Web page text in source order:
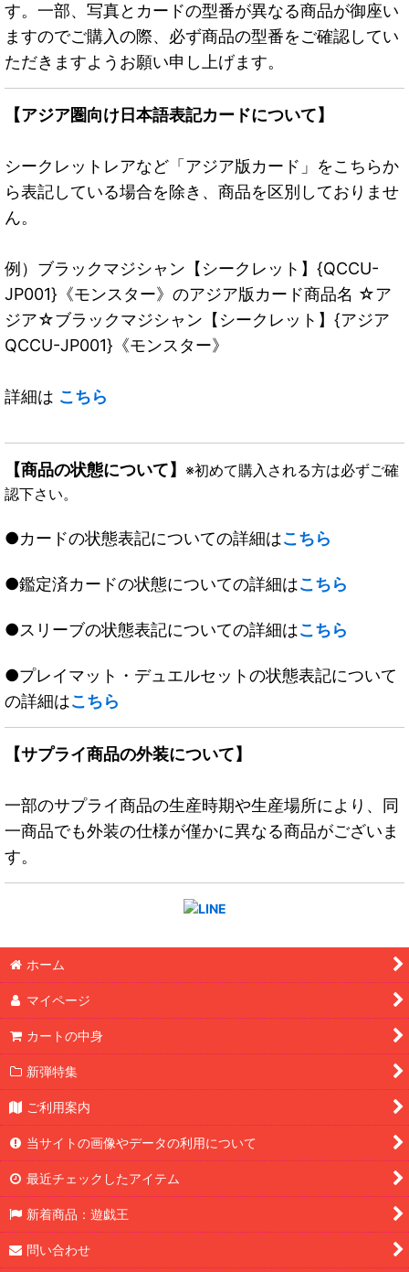
す。一部、写真とカードの型番が異なる商品が御座い
ますのでご購入の際、必ず商品の型番をご確認してい
ただきますようお願い申し上げます。
【アジア圏向け日本語表記カードについて】
シークレットレアなど「アジア版カード」をこちらか
ら表記している場合を除き、商品を区別しておりませ
ん。
例）ブラックマジシャン【シークレット】{QCCU-
JP001}《モンスター》のアジア版カード商品名 ☆ア
ジア☆ブラックマジシャン【シークレット】{アジア
QCCU-JP001}《モンスター》
詳細は こちら
【商品の状態について】 ※初めて購入される方は必ずご確
認下さい。
●カードの状態表記についての詳細はこちら
●鑑定済カードの状態についての詳細はこちら
●スリーブの状態表記についての詳細はこちら
●プレイマット・デュエルセットの状態表記について
の詳細はこちら
【サプライ商品の外装について】
一部のサプライ商品の生産時期や生産場所により、同
一商品でも外装の仕様が僅かに異なる商品がございま
す。
ホーム
マイページ
カートの中身
新弾特集
ご利用案内
当サイトの画像やデータの利用について
最近チェックしたアイテム
新着商品：遊戯王
問い合わせ